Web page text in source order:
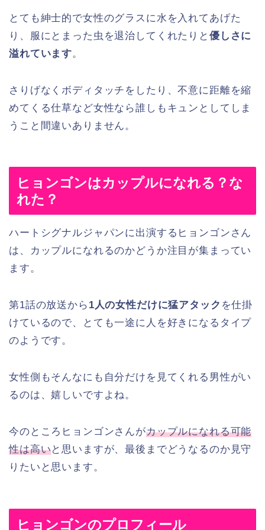
とても紳士的で女性のグラスに水を入れてあげた
り、服にとまった虫を退治してくれたりと 優しさに
溢れています。
さりげなくボディタッチをしたり、不意に距離を縮
めてくる仕草など女性なら誰しもキュンとしてしま
うこと間違いありません。
ヒョンゴンはカップルになれる？な
れた？
ハートシグナルジャパンに出演するヒョンゴンさん
は、カップルになれるのかどうか注目が集まってい
ます。
第1話の放送から 1人の女性だけに猛アタック を仕掛
けているので、とても一途に人を好きになるタイプ
のようです。
女性側もそんなにも自分だけを見てくれる男性がい
るのは、嬉しいですよね。
今のところヒョンゴンさんがカップルになれる可能
性は高いと思いますが、最後までどうなるのか見守
りたいと思います。
ヒョンゴンのプロフィール